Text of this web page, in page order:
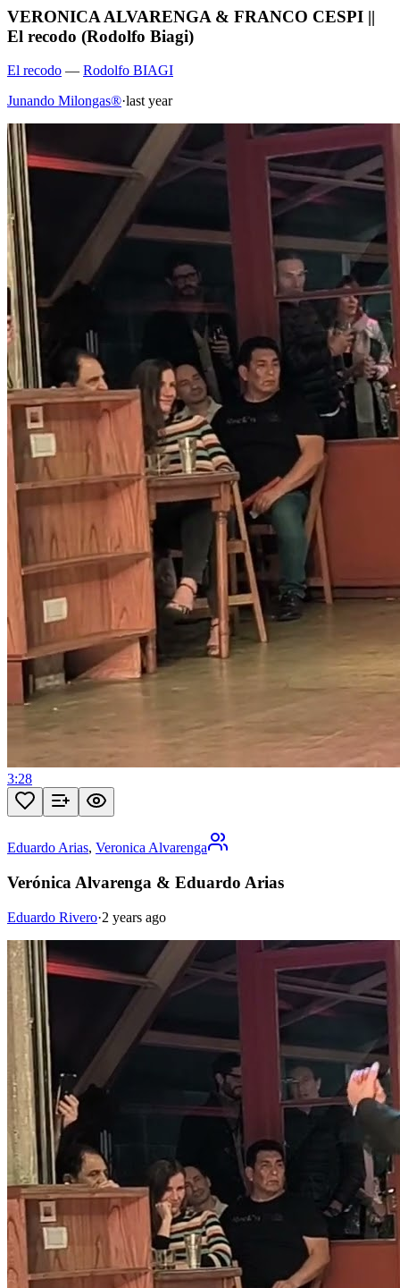
VERONICA ALVARENGA & FRANCO CESPI ||
El recodo (Rodolfo Biagi)
El recodo — Rodolfo BIAGI
Junando Milongas®·last year
3:28
Eduardo Arias, Veronica Alvarenga
Verónica Alvarenga & Eduardo Arias
Eduardo Rivero·2 years ago